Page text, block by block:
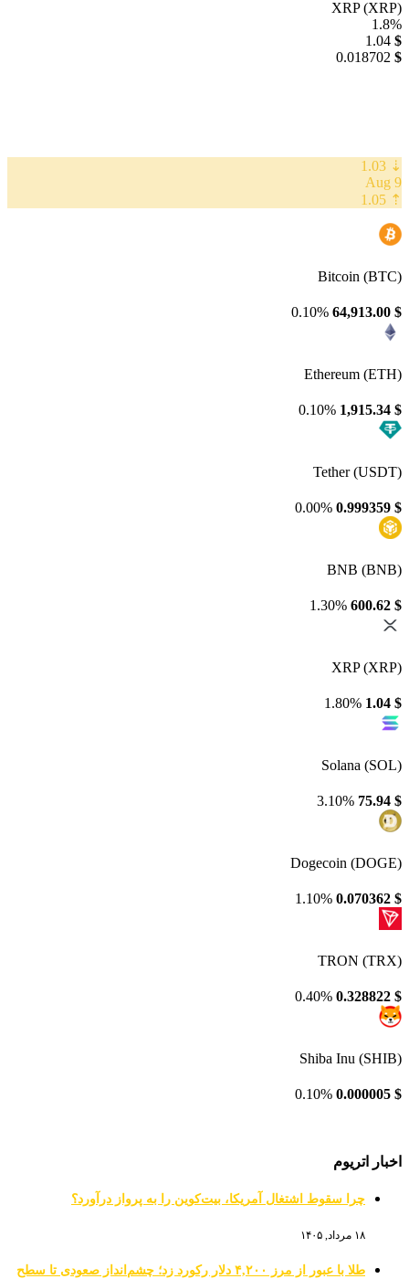
XRP (XRP)
1.8%
$
1.04
$
0.018702
⇣ 1.03
9 Aug
⇡ 1.05
Bitcoin (BTC)
$
64,913.00
0.10%
Ethereum (ETH)
$
1,915.34
0.10%
Tether (USDT)
$
0.999359
0.00%
BNB (BNB)
$
600.62
1.30%
XRP (XRP)
$
1.04
1.80%
Solana (SOL)
$
75.94
3.10%
Dogecoin (DOGE)
$
0.070362
1.10%
TRON (TRX)
$
0.328822
0.40%
Shiba Inu (SHIB)
$
0.000005
0.10%
اخبار اتریوم
چرا سقوط اشتغال آمریکا، بیت‌کوین را به پرواز درآورد؟
۱۸ مرداد, ۱۴۰۵
طلا با عبور از مرز ۴,۲۰۰ دلار رکورد زد؛ چشم‌انداز صعودی تا سطح